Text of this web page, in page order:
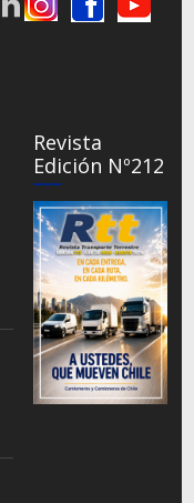
Revista
Edición Nº212